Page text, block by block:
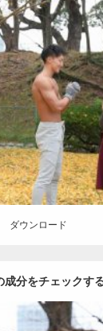
Update: 2021.07.8
その他 AKIHITO(細マ
肩
ダウンロード
成分をチェックす